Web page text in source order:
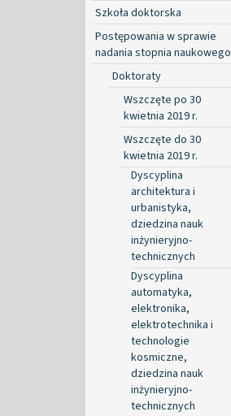
Szkoła doktorska
Postępowania w sprawie
nadania stopnia naukowego
Doktoraty
Wszczęte po 30
kwietnia 2019 r.
Wszczęte do 30
kwietnia 2019 r.
Dyscyplina
architektura i
urbanistyka,
dziedzina nauk
inżynieryjno-
technicznych
Dyscyplina
automatyka,
elektronika,
elektrotechnika i
technologie
kosmiczne,
dziedzina nauk
inżynieryjno-
technicznych